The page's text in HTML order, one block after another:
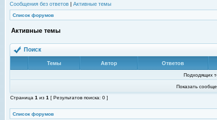
Сообщения без ответов | Активные темы
Список форумов
Активные темы
Поиск
Темы Автор Ответов
Подходящих
Показать
Страница 1 из 1 [ Результатов поиска: 0 ]
Список форумов